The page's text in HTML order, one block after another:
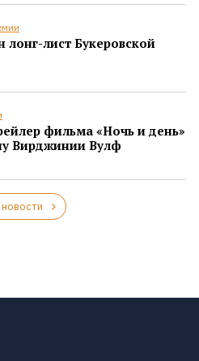
лонг-лист Букеровской
фильма «Ночь и день»
Вирджинии Вулф